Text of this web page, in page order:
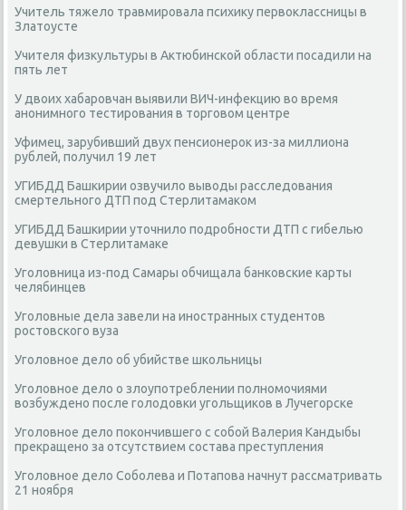
Учитель тяжело травмировала психику первоклассницы в
Златоусте
Учителя физкультуры в Актюбинской области посадили на
пять лет
У двоих хабаровчан выявили ВИЧ-инфекцию во время
анонимного тестирования в торговом центре
Уфимец, зарубивший двух пенсионерок из-за миллиона
рублей, получил 19 лет
УГИБДД Башкирии озвучило выводы расследования
смертельного ДТП под Стерлитамаком
УГИБДД Башкирии уточнило подробности ДТП с гибелью
девушки в Стерлитамаке
Уголовница из-под Самары обчищала банковские карты
челябинцев
Уголовные дела завели на иностранных студентов
ростовского вуза
Уголовное дело об убийстве школьницы
Уголовное дело о злоупотреблении полномочиями
возбуждено после голодовки угольщиков в Лучегорске
Уголовное дело покончившего с собой Валерия Кандыбы
прекращено за отсутствием состава преступления
Уголовное дело Соболева и Потапова начнут рассматривать
21 ноября